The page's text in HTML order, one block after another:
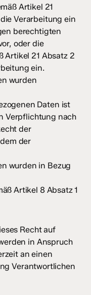
Artikel 21
Verarbeitung ein
berechtigten
oder die
Artikel 21 Absatz 2
ein.
wurden
Daten ist
Verpflichtung nach
der
der
wurden in Bezug
Artikel 8 Absatz 1
Recht auf
in Anspruch
an einen
Verantwortlichen